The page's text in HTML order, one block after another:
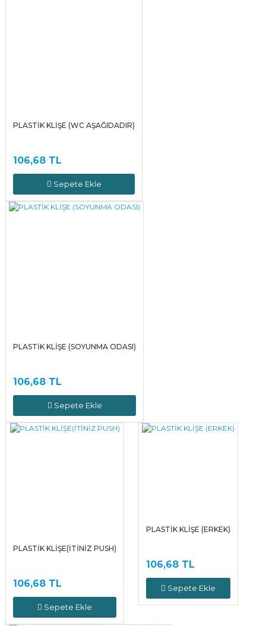
PLASTİK KLİŞE (WC AŞAĞIDADIR)
106,68 TL
Sepete Ekle
PLASTİK KLİŞE (SOYUNMA ODASI)
106,68 TL
Sepete Ekle
PLASTİK KLİŞE(İTİNİZ PUSH)
106,68 TL
Sepete Ekle
PLASTİK KLİŞE (ERKEK)
106,68 TL
Sepete Ekle